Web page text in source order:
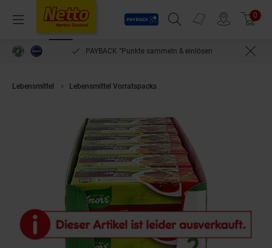
Menü
Payback
Suchfeld einblenden
Prospekte 0
PAYBACK °Punkte sammeln & einlösen
Lebensmittel Lebensmittel Vorratspacks